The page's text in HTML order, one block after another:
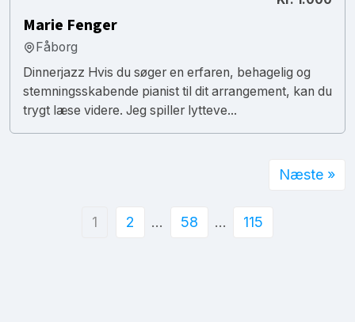
Marie Fenger
Fåborg
Dinnerjazz Hvis du søger en erfaren, behagelig og
stemningsskabende pianist til dit arrangement, kan du
trygt læse videre. Jeg spiller lytteve...
1 2 … 58 … 115
Næste »